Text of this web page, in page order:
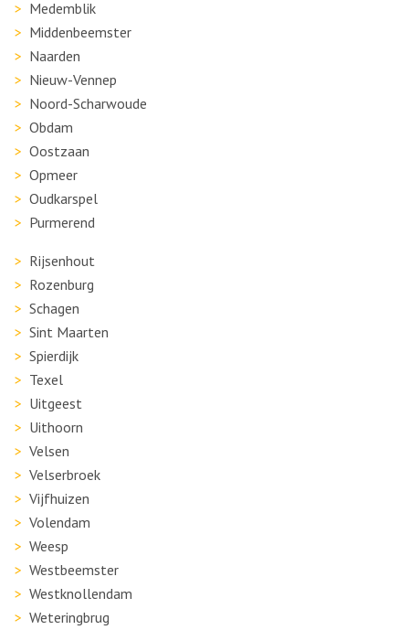
Medemblik
Middenbeemster
Naarden
Nieuw-Vennep
Noord-Scharwoude
Obdam
Oostzaan
Opmeer
Oudkarspel
Purmerend
Rijsenhout
Rozenburg
Schagen
Sint Maarten
Spierdijk
Texel
Uitgeest
Uithoorn
Velsen
Velserbroek
Vijfhuizen
Volendam
Weesp
Westbeemster
Westknollendam
Weteringbrug